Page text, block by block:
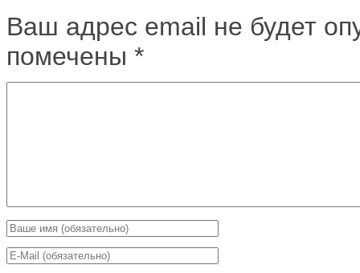
Ваш адрес email не будет
помечены *